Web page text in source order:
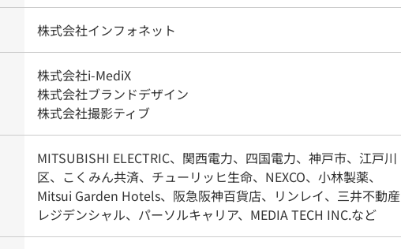
株式会社インフォネット
株式会社i-MediX
株式会社ブランドデザイン
株式会社撮影ティブ
MITSUBISHI ELECTRIC、関西電力、四国電力、神戸市、江戸川
区、こくみん共済、チューリッヒ生命、NEXCO、小林製薬、
Mitsui Garden Hotels、阪急阪神百貨店、リンレイ、三井不動産
レジデンシャル、パーソルキャリア、MEDIA TECH INC.など